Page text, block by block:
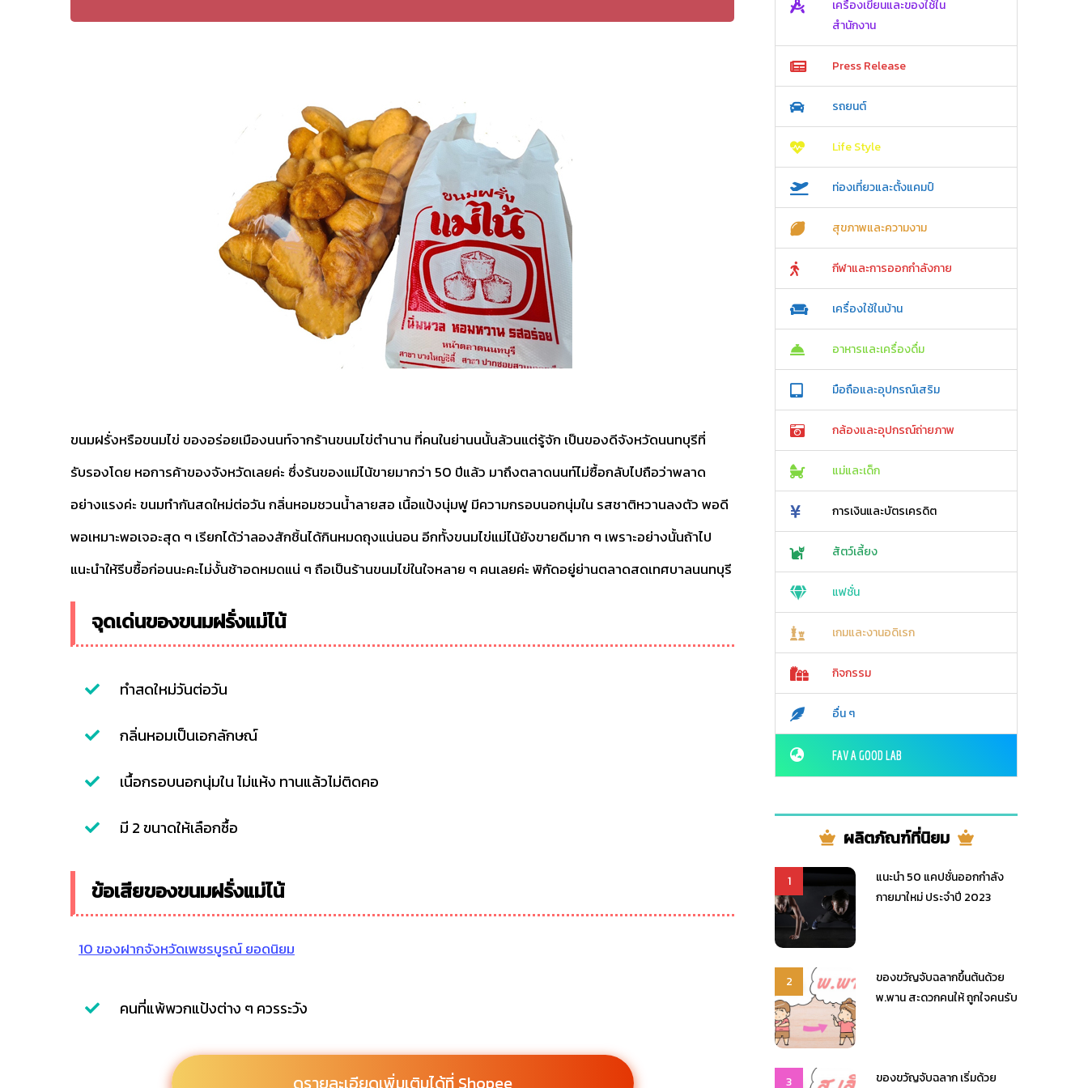
ขนมฝรั่งหรือขนมไข่ ของอร่อยเมืองนนท์จากร้านขนมไข่ตำนาน ที่คนในย่านนนั้นล้วนแต่รู้จัก เป็นของดีจังหวัดนนทบุรีที่
รับรองโดย หอการค้าของจังหวัดเลยค่ะ ซึ่งร้นของแม่ไน้ขายมากว่า 50 ปีแล้ว มาถึงตลาดนนท์ไม่ซื้อกลับไปถือว่าพลาด
อย่างแรงค่ะ ขนมทำกันสดใหม่ต่อวัน กลิ่นหอมชวนน้ำลายสอ เนื้อแป้งนุ่มฟู มีความกรอบนอกนุ่มใน รสชาติหวานลงตัว พอดี
พอเหมาะพอเจอะสุด ๆ เรียกได้ว่าลองสักชิ้นได้กินหมดถุงแน่นอน อีกทั้งขนมไข่แม่ไน้ยังขายดีมาก ๆ เพราะอย่างนั้นถ้าไป
แนะนำให้รีบซื้อก่อนนะคะไม่งั้นช้าอดหมดแน่ ๆ ถือเป็นร้านขนมไข่ในใจหลาย ๆ คนเลยค่ะ พิกัดอยู่ย่านตลาดสดเทศบาลนนทบุรี
จุดเด่นของขนมฝรั่งแม่ไน้
ทำสดใหม่วันต่อวัน
กลิ่นหอมเป็นเอกลักษณ์
เนื้อกรอบนอกนุ่มใน ไม่แห้ง ทานแล้วไม่ติดคอ
มี 2 ขนาดให้เลือกซื้อ
ข้อเสียของขนมฝรั่งแม่ไน้
10 ของฝากจังหวัดเพชรบูรณ์ ยอดนิยม
คนที่แพ้พวกแป้งต่าง ๆ ควรระวัง
เครื่องเขียนและของใช้ใน
สำนักงาน
Press Release
รถยนต์
Life Style
ท่องเที่ยวและตั้งแคมป์
สุขภาพและความงาม
กีฬาและการออกกำลังกาย
เครื่องใช้ในบ้าน
อาหารและเครื่องดื่ม
มือถือและอุปกรณ์เสริม
กล้องและอุปกรณ์ถ่ายภาพ
แม่และเด็ก
การเงินและบัตรเครดิต
สัตว์เลี้ยง
แฟชั่น
เกมและงานอดิเรก
กิจกรรม
อื่น ๆ
FAV A GOOD LAB
ผลิตภัณฑ์ที่นิยม
1
แนะนำ 50 แคปชั่นออกกำลัง
กายมาใหม่ ประจำปี 2023
2
ของขวัญจับฉลากขึ้นต้นด้วย
พ.พาน สะดวกคนให้ ถูกใจคนรับ
3 ของขวัญจับฉลาก เริ่มด้วย